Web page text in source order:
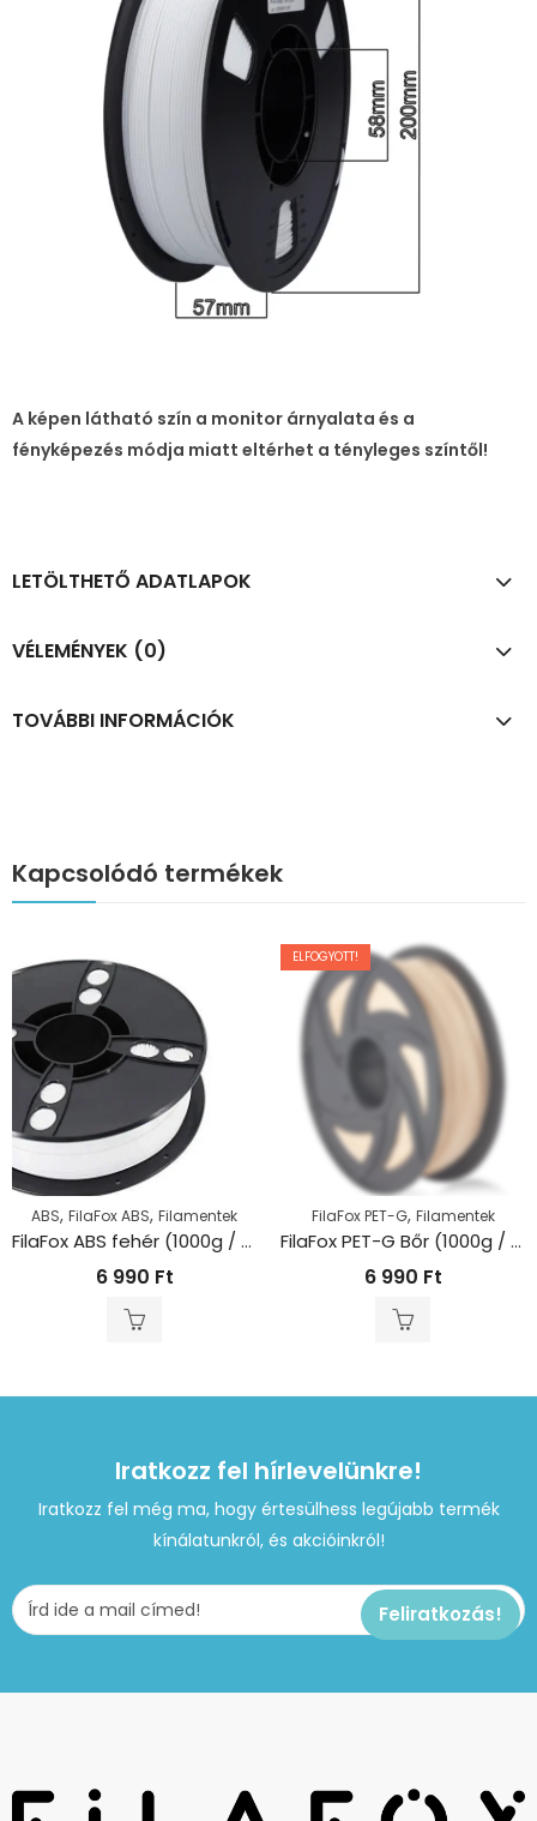
A képen látható szín a monitor árnyalata és a
fényképezés módja miatt eltérhet a tényleges színtől!
LETÖLTHETŐ ADATLAPOK
VÉLEMÉNYEK (0)
TOVÁBBI INFORMÁCIÓK
Kapcsolódó termékek
ABS, FilaFox ABS, Filamentek
FilaFox ABS fehér (1000g / 1,75mm)
6 990 Ft
ELFOGYOTT!
FilaFox PET-G, Filamentek
FilaFox PET-G Bőr (1000g / 1,75mm)
6 990 Ft
Iratkozz fel hírlevelünkre!
Iratkozz fel még ma, hogy értesülhess legújabb termék
kínálatunkról, és akcióinkról!